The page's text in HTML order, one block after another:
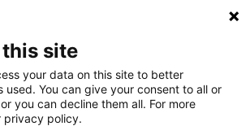
site
your data on this site to better
used. You can give your consent to all or
you can decline them all. For more
privacy policy.